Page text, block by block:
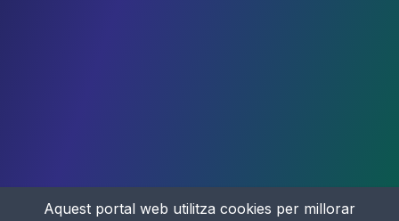
Aquest portal web utilitza cookies per millorar